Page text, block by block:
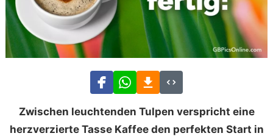
Zwischen leuchtenden Tulpen verspricht eine
herzverzierte Tasse Kaffee den perfekten Start in